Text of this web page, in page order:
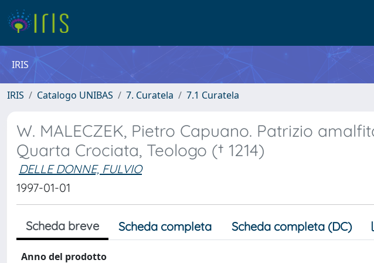
IRIS
IRIS Catalogo UNIBAS 7. Curatela 7.1 Curatela
W. MALECZEK, Pietro Capuano. Patrizio
Quarta Crociata, Teologo († 1214)
DELLE DONNE, FULVIO
1997-01-01
Scheda breve Scheda completa Scheda completa (DC)
Anno del prodotto